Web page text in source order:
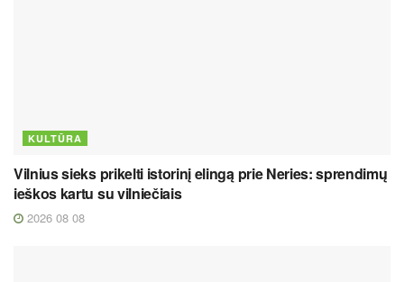
KULTŪRA
Vilnius sieks prikelti istorinį elingą prie Neries: sprendimų
ieškos kartu su vilniečiais
2026 08 08